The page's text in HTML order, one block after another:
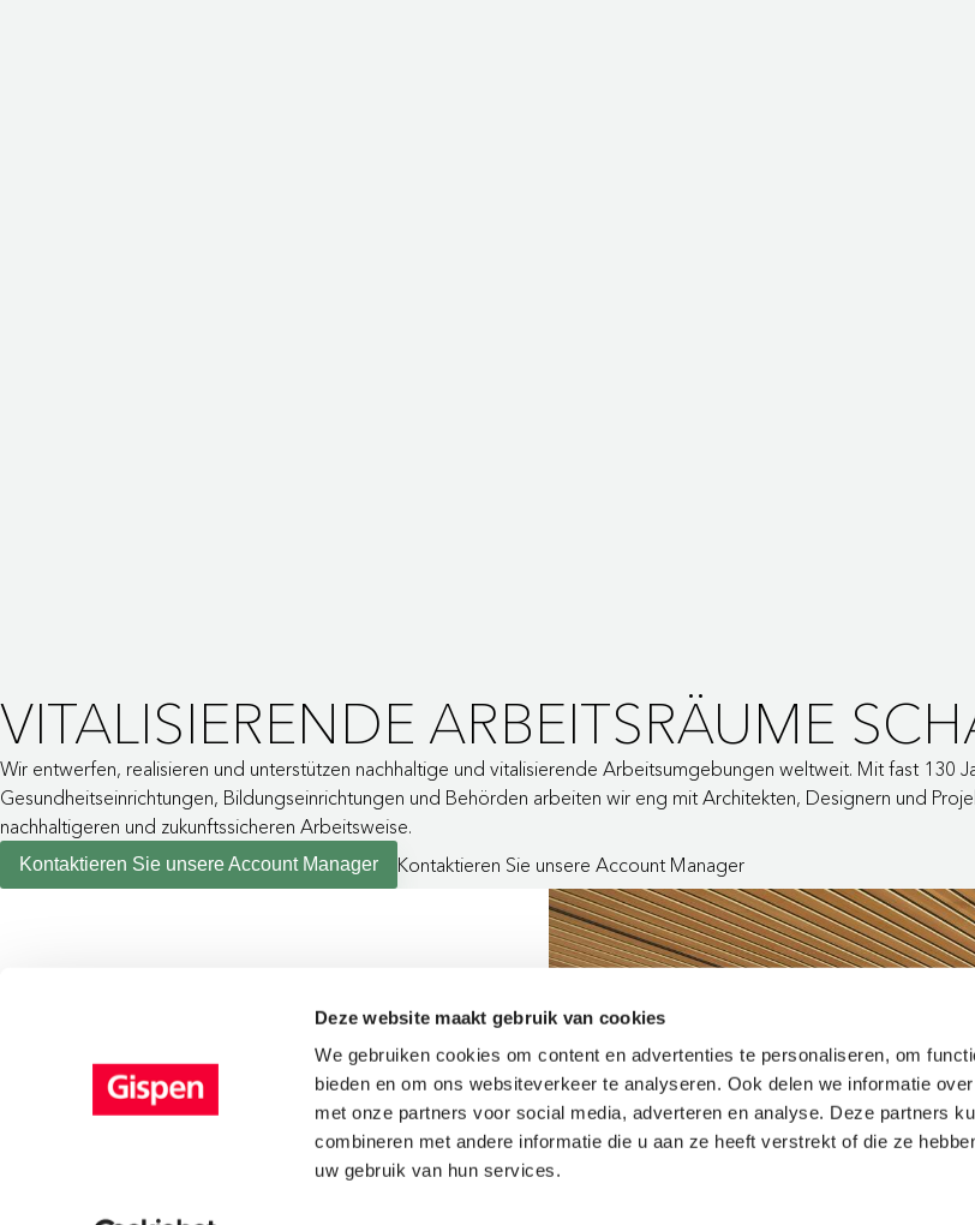
Deze website maakt gebruik van cookies
We gebruiken cookies om content en advertenties te personaliseren, om
bieden en om ons websiteverkeer te analyseren. Ook delen we informatie
met onze partners voor social media, adverteren en analyse. Deze partners
combineren met andere informatie die u aan ze heeft verstrekt of die ze
uw gebruik van hun services.
VITALISIERENDE ARBEITSRÄUME
Wir entwerfen, realisieren und unterstützen nachhaltige und vitalisierende Arbeitsumgebungen weltweit. Mit fast 130
Gesundheitseinrichtungen, Bildungseinrichtungen und Behörden arbeiten wir eng mit Architekten, Designern und
nachhaltigeren und zukunftssicheren Arbeitsweise.
Kontaktieren Sie unsere Account Manager Kontaktieren Sie unsere Account Manager
GEMEINSAM ETWAS